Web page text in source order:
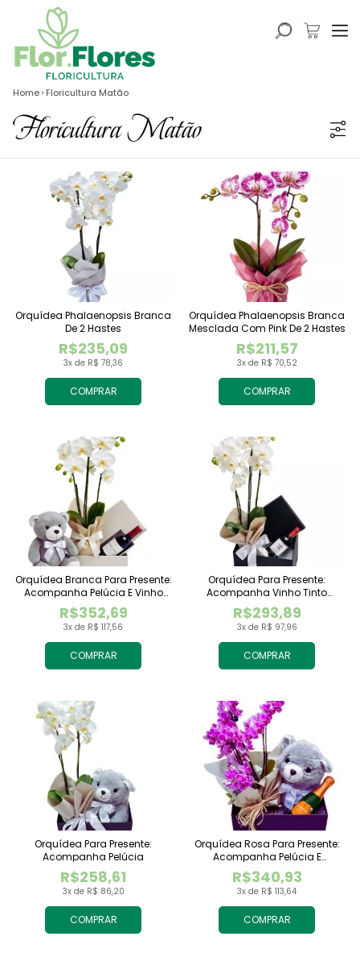
Home Floricultura Matão
Floricultura Matão
COMPRAR
3x de R$ 78,36
R$235,09
Orquídea Phalaenopsis Branca
De 2 Hastes
COMPRAR
3x de R$ 70,52
R$211,57
Orquídea Phalaenopsis Branca
Mesclada Com Pink De 2 Hastes
COMPRAR
3x de R$ 117,56
R$352,69
Orquídea Branca Para Presente:
Acompanha Pelúcia E Vinho
Tinto Importado
COMPRAR
3x de R$ 97,96
R$293,89
Orquídea Para Presente:
Acompanha Vinho Tinto
Importado
COMPRAR
3x de R$ 86,20
R$258,61
Orquídea Para Presente:
Acompanha Pelúcia
COMPRAR
3x de R$ 113,64
R$340,93
Orquídea Rosa Para Presente:
Acompanha Pelúcia E
Espumante